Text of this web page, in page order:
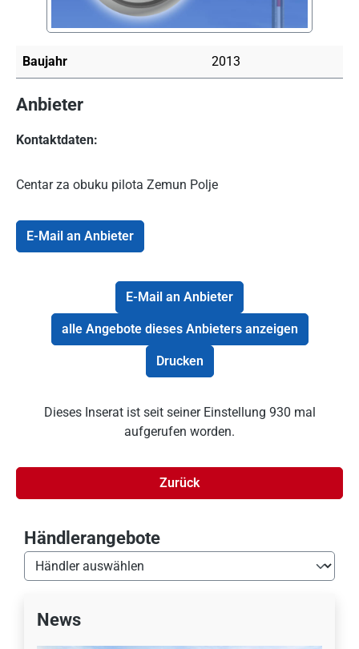
Händlerangebote
News
Baujahr 2013
Anbieter
Kontaktdaten:
Centar za obuku pilota Zemun Polje
E-Mail an Anbieter
E-Mail an Anbieter
alle Angebote dieses Anbieters anzeigen
Drucken
Dieses Inserat ist seit seiner Einstellung 930 mal
aufgerufen worden.
Zurück